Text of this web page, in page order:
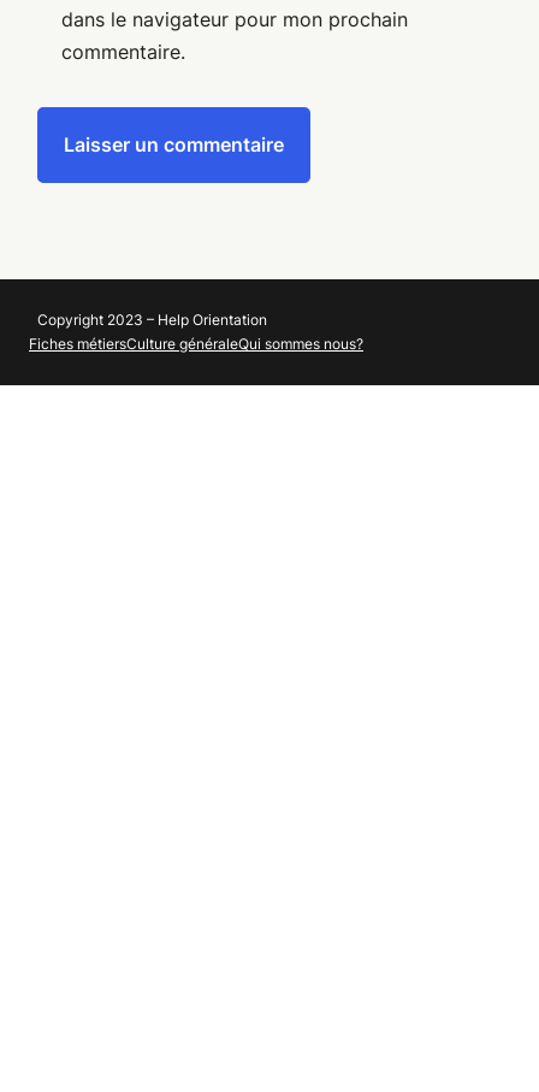
dans le navigateur pour mon prochain
commentaire.
Copyright 2023 – Help Orientation
Fiches métiersCulture généraleQui sommes nous?